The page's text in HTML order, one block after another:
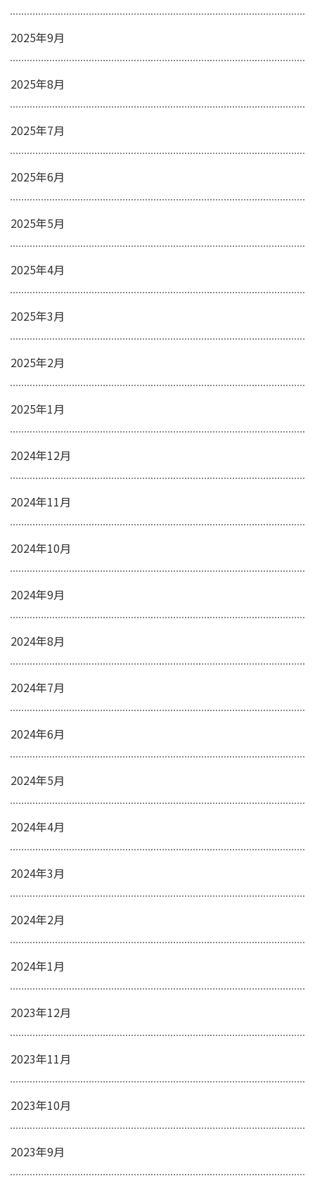
2025年9月
2025年8月
2025年7月
2025年6月
2025年5月
2025年4月
2025年3月
2025年2月
2025年1月
2024年12月
2024年11月
2024年10月
2024年9月
2024年8月
2024年7月
2024年6月
2024年5月
2024年4月
2024年3月
2024年2月
2024年1月
2023年12月
2023年11月
2023年10月
2023年9月